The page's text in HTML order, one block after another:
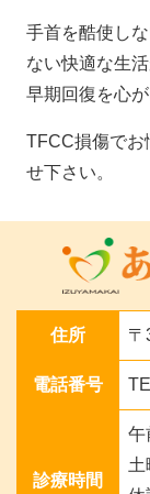
手首を酷使し
ない快適な生
早期回復を心が
TFCC損傷でお
せ下さい。
住所 〒
電話番号
診療時間
午
土